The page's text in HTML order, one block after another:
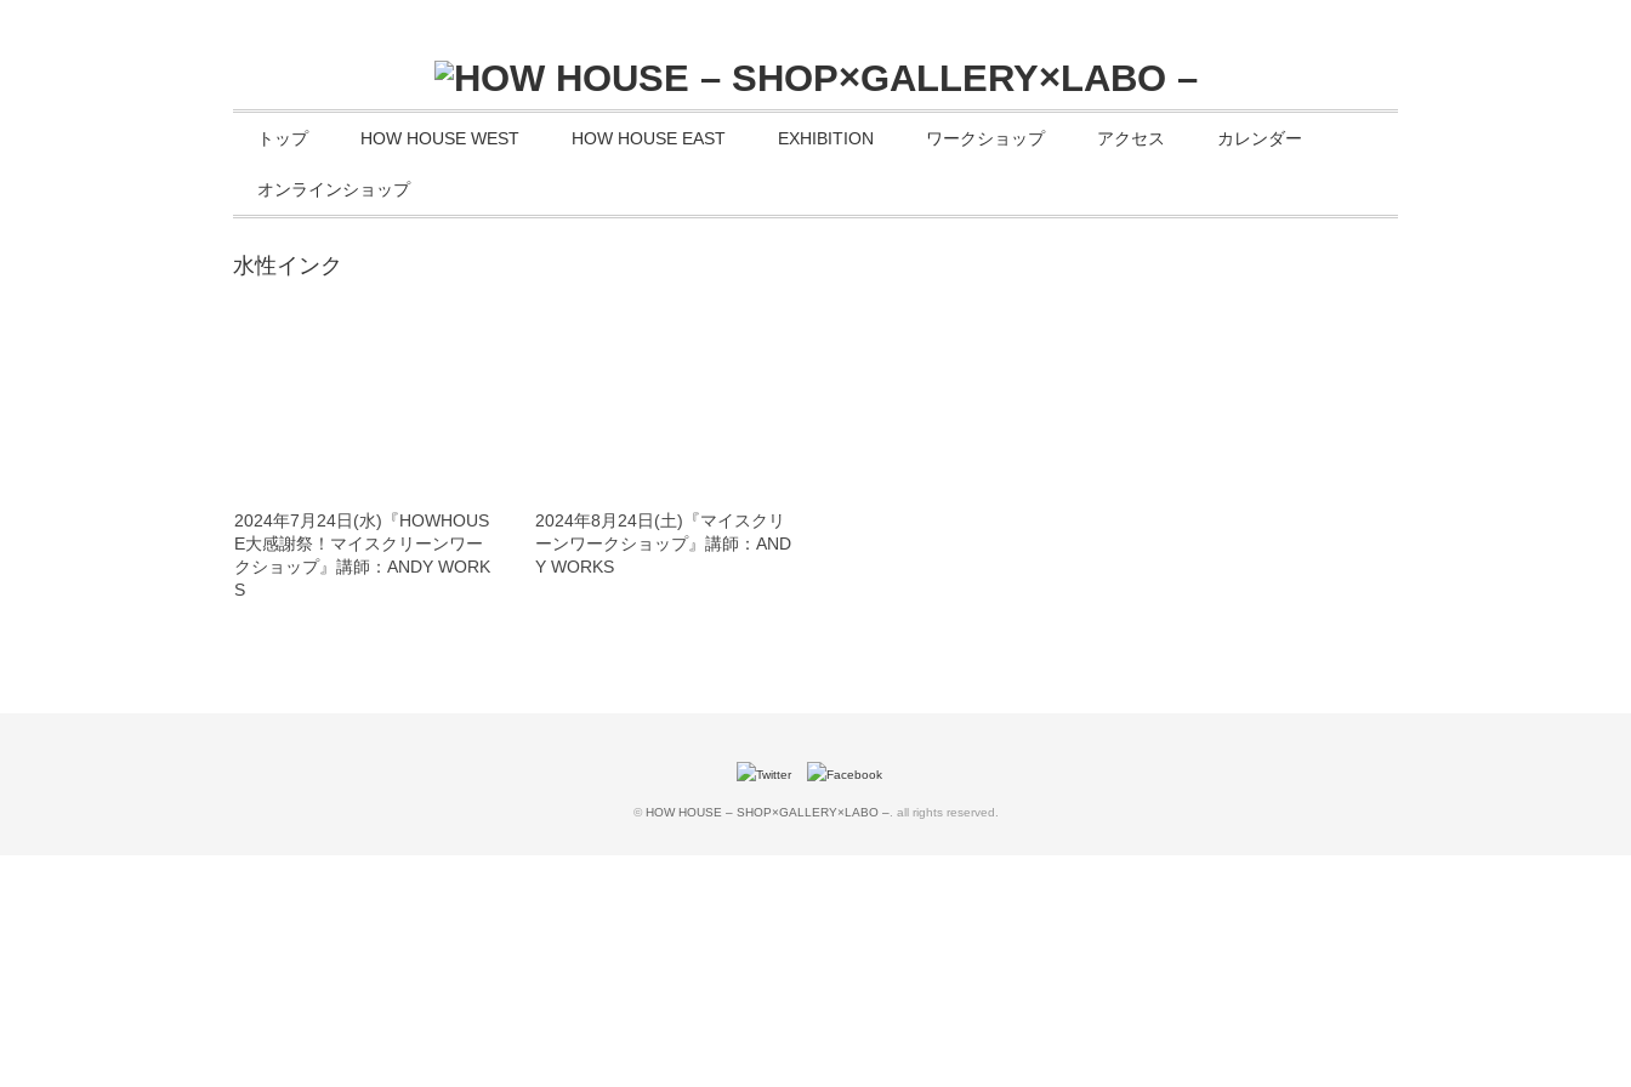
トップ HOW HOUSE WEST HOW HOUSE EAST EXHIBITION ワークショップ アクセス カレンダー
オンラインショップ
水性インク
2024年7月24日(水)『HOWHOUS
E大感謝祭！マイスクリーンワー
クショップ』講師：ANDY WORK
S
2024年8月24日(土)『マイスクリ
ーンワークショップ』講師：AND
Y WORKS
© HOW HOUSE – SHOP×GALLERY×LABO –. all rights reserved.